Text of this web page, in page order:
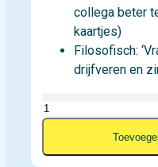
collega beter
kaartjes)
Filosofisch:
drijfveren en
Vragenkaartjes
(1
van